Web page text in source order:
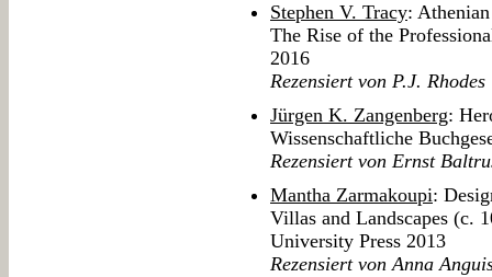
Stephen V. Tracy:
The Rise of the
2016
Rezensiert von P.J. Rhodes
Jürgen K. Zangenberg:
Wissenschaftliche
Rezensiert von Ernst
Mantha Zarmakoupi:
Villas and Landscapes (c.
University Press 2013
Rezensiert von Anna